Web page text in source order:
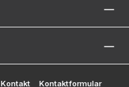
Kontakt Kontaktformular